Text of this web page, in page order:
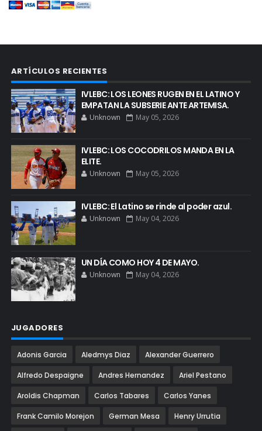
ARTÍCULOS RECIENTES
IVLEBC: LOS LEONES RUGEN EN EL LATINO Y
EMPATAN LA SUBSERIE ANTE ARTEMISA.
Unknown May 05, 2026
IVLEBC: LOS COCODRILOS MANDA EN LA
ELITE.
Unknown May 05, 2026
IVLEBC: El Latino se rinde al poder azul.
Unknown May 04, 2026
UN DÍA COMO HOY 4 DE MAYO.
Unknown May 04, 2026
JUGADORES
Adonis Garcia Aledmys Diaz Alexander Guerrero
Alfredo Despaigne Andres Hernandez Ariel Pestano
Aroldis Chapman Carlos Tabares Carlos Yanes
Frank Camilo Morejon German Mesa Henry Urrutia